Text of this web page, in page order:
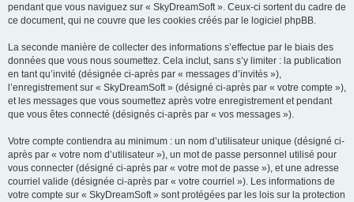
pendant que vous naviguez sur « SkyDreamSoft ». Ceux-ci sortent du cadre de
ce document, qui ne couvre que les cookies créés par le logiciel phpBB.
La seconde manière de collecter des informations s’effectue par le biais des
données que vous nous soumettez. Cela inclut, sans s’y limiter : la publication
en tant qu’invité (désignée ci-après par « messages d’invités »),
l’enregistrement sur « SkyDreamSoft » (désigné ci-après par « votre compte »),
et les messages que vous soumettez après votre enregistrement et pendant
que vous êtes connecté (désignés ci-après par « vos messages »).
Votre compte contiendra au minimum : un nom d’utilisateur unique (désigné ci-
après par « votre nom d’utilisateur »), un mot de passe personnel utilisé pour
vous connecter (désigné ci-après par « votre mot de passe »), et une adresse
courriel valide (désignée ci-après par « votre courriel »). Les informations de
votre compte sur « SkyDreamSoft » sont protégées par les lois sur la protection